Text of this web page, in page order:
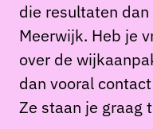
die resultaten
Meerwijk. Heb je
over de
dan vooral
Ze staan je graag